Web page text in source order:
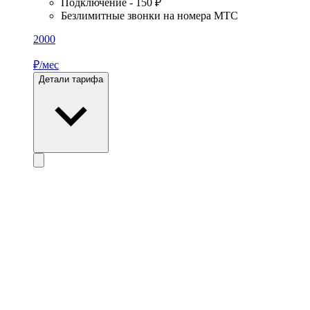
Подключение - 150 ₽
Безлимитные звонки на номера МТС
2000
₽/мес
Детали тарифа